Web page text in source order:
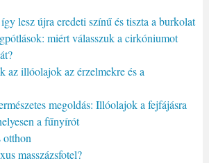
lesz újra eredeti színű és tiszta a burkolat
miért válasszuk a cirkóniumot
az illóolajok az érzelmekre és a
megoldás: Illóolajok a fejfájásra
a fűnyírót
otthon
masszázsfotel?